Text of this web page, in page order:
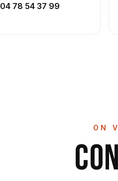
04 78 54 37 99
ON